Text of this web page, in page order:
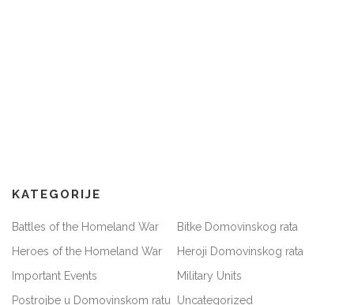
KATEGORIJE
Battles of the Homeland War
Bitke Domovinskog rata
Heroes of the Homeland War
Heroji Domovinskog rata
Important Events
Military Units
Postrojbe u Domovinskom ratu Uncategorized